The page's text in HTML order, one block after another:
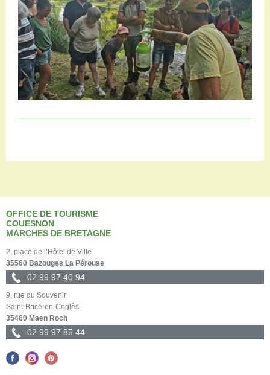
OFFICE DE TOURISME
COUESNON
MARCHES DE BRETAGNE
2, place de l’Hôtel de Ville
35560 Bazouges La Pérouse
02 99 97 40 94
9, rue du Souvenir
Saint-Brice-en-Coglès
35460 Maen Roch
02 99 97 85 44